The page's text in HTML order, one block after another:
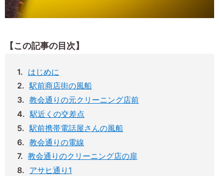
【この記事の目次】
はじめに
駅前商店街の風船
教会通りの元クリーニング店前
駅近くの交差点
駅前携帯電話屋さんの風船
教会通りの電線
教会通りのクリーニング店の扉
アサヒ通り1